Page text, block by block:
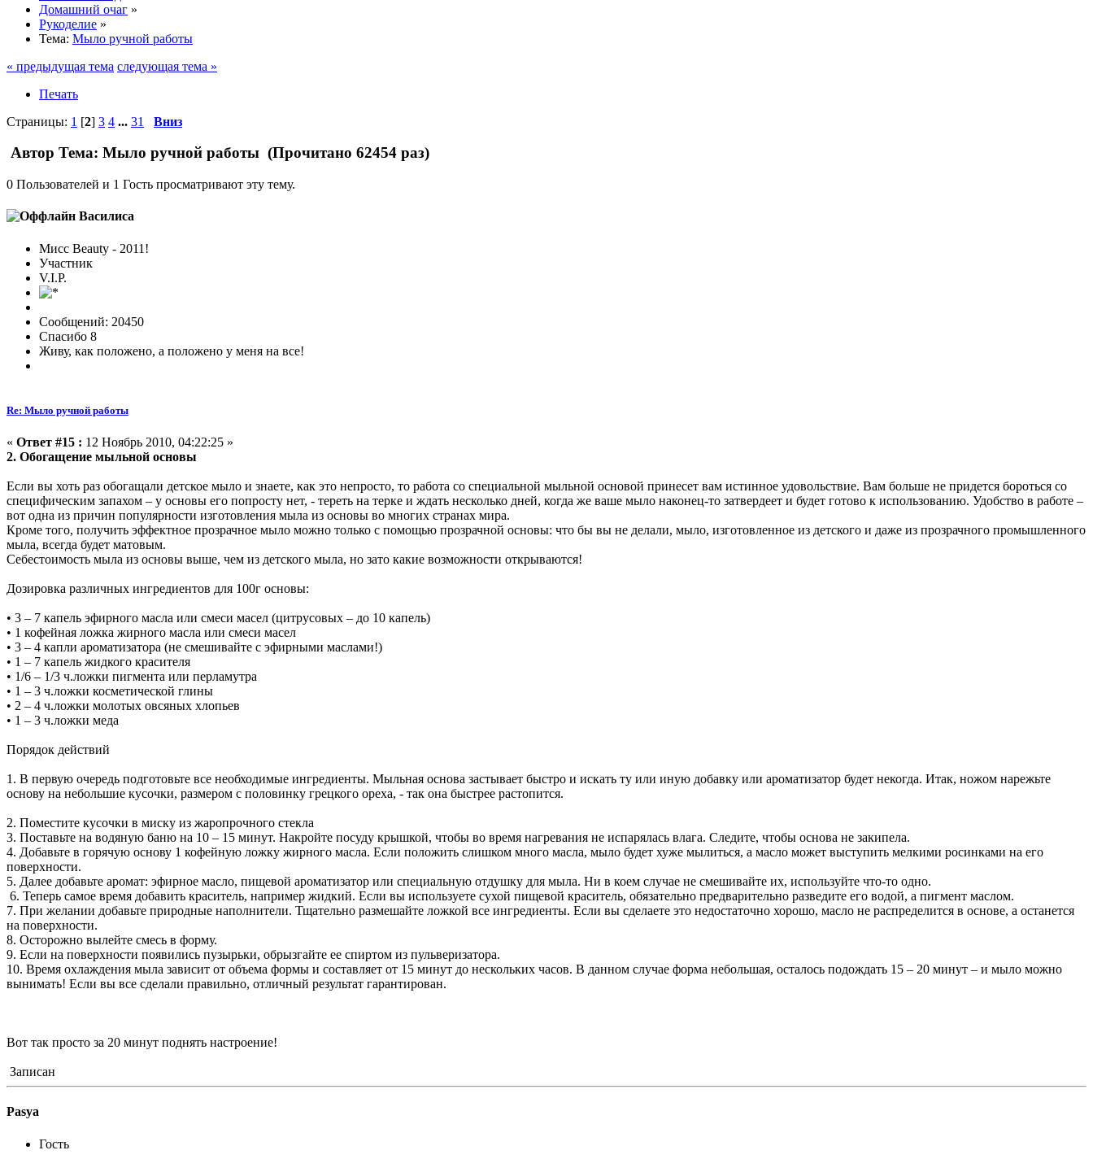
Домашний очаг »
Рукоделие »
Тема: Мыло ручной работы
« предыдущая тема следующая тема »
Печать
Страницы: 1 [2] 3 4 ... 31 Вниз
Автор Тема: Мыло ручной работы (Прочитано 62454 раз)
0 Пользователей и 1 Гость просматривают эту тему.
Василиса
Мисс Beauty - 2011!
Участник
V.I.P.
Сообщений: 20450
Спасибо 8
Живу, как положено, а положено у меня на все!
Re: Мыло ручной работы
« Ответ #15 : 12 Ноябрь 2010, 04:22:25 »
2. Обогащение мыльной основы
Если вы хоть раз обогащали детское мыло и знаете, как это непросто, то работа со специальной мыльной основой принесет вам истинное удовольствие. Вам больше не придется бороться со
специфическим запахом – у основы его попросту нет, - тереть на терке и ждать несколько дней, когда же ваше мыло наконец-то затвердеет и будет готово к использованию. Удобство в работе –
вот одна из причин популярности изготовления мыла из основы во многих странах мира.
Кроме того, получить эффектное прозрачное мыло можно только с помощью прозрачной основы: что бы вы не делали, мыло, изготовленное из детского и даже из прозрачного промышленного
мыла, всегда будет матовым.
Себестоимость мыла из основы выше, чем из детского мыла, но зато какие возможности открываются!
Дозировка различных ингредиентов для 100г основы:
• 3 – 7 капель эфирного масла или смеси масел (цитрусовых – до 10 капель)
• 1 кофейная ложка жирного масла или смеси масел
• 3 – 4 капли ароматизатора (не смешивайте с эфирными маслами!)
• 1 – 7 капель жидкого красителя
• 1/6 – 1/3 ч.ложки пигмента или перламутра
• 1 – 3 ч.ложки косметической глины
• 2 – 4 ч.ложки молотых овсяных хлопьев
• 1 – 3 ч.ложки меда
Порядок действий
1. В первую очередь подготовьте все необходимые ингредиенты. Мыльная основа застывает быстро и искать ту или иную добавку или ароматизатор будет некогда. Итак, ножом нарежьте
основу на небольшие кусочки, размером с половинку грецкого ореха, - так она быстрее растопится.
2. Поместите кусочки в миску из жаропрочного стекла
3. Поставьте на водяную баню на 10 – 15 минут. Накройте посуду крышкой, чтобы во время нагревания не испарялась влага. Следите, чтобы основа не закипела.
4. Добавьте в горячую основу 1 кофейную ложку жирного масла. Если положить слишком много масла, мыло будет хуже мылиться, а масло может выступить мелкими росинками на его
поверхности.
5. Далее добавьте аромат: эфирное масло, пищевой ароматизатор или специальную отдушку для мыла. Ни в коем случае не смешивайте их, используйте что-то одно.
6. Теперь самое время добавить краситель, например жидкий. Если вы используете сухой пищевой краситель, обязательно предварительно разведите его водой, а пигмент маслом.
7. При желании добавьте природные наполнители. Тщательно размешайте ложкой все ингредиенты. Если вы сделаете это недостаточно хорошо, масло не распределится в основе, а останется
на поверхности.
8. Осторожно вылейте смесь в форму.
9. Если на поверхности появились пузырьки, обрызгайте ее спиртом из пульверизатора.
10. Время охлаждения мыла зависит от объема формы и составляет от 15 минут до нескольких часов. В данном случае форма небольшая, осталось подождать 15 – 20 минут – и мыло можно
вынимать! Если вы все сделали правильно, отличный результат гарантирован.
Вот так просто за 20 минут поднять настроение!
Записан
Pasya
Гость